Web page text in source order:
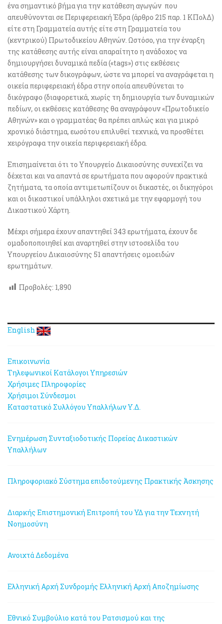
ένα σημαντικό βήμα για την κατάθεση αγωγών που
απευθύνονται σε Περιφερειακή Έδρα (άρθρο 215 παρ. 1 ΚΠολΔ)
είτε στη Γραμματεία αυτής είτε στη Γραμματεία του
(κεντρικού) Πρωτοδικείου Αθηνών. Ωστόσο, για την έναρξη
της κατάθεσης αυτής είναι απαραίτητο η ανάδοχος να
δημιουργήσει δυναμικά πεδία («tags») στις εκθέσεις
κατάθεσης των δικογράφων, ώστε να μπορεί να αναγράφεται η
οικεία περιφερειακή έδρα στην οποία απευθύνεται το
δικόγραφο (διαφορετικά, χωρίς τη δημιουργία των δυναμικών
πεδίων, οι εκθέσεις κατάθεσης θα αναγράφουν «Πρωτοδικείο
Αθηνών» και ο γραμματέας θα πρέπει απλώς και για μικρό
χρονικό διάστημα, εωσότου επιλυθεί τεχνικά, να προσθέτει
χειρόγραφα την οικεία περιφερειακή έδρα.
Επισημαίνεται ότι το Υπουργείο Δικαιοσύνης συνεχίζει να
δέχεται και να απαντά σε ερωτήματα που αφορούν πρακτικά
ζητήματα, τα οποία αντιμετωπίζουν οι δικαστές, οι δικηγόροι
και οι δικαστικοί υπάλληλοι σχετικά με την εφαρμογή του
Δικαστικού Χάρτη.
Μέχρι σήμερα έχουν απαντηθεί 343 ερωτήματα, έχουν δε
ομαδοποποιηθεί και αναρτηθεί στην ιστοσελίδα του
Υπουργείου Δικαιοσύνης 51 απαντήσεις ομοειδών
ερωτημάτων.
Προβολές: 1,890
English
Επικοινωνία
Τηλεφωνικοί Κατάλογοι Υπηρεσιών
Χρήσιμες Πληροφορίες
Χρήσιμοι Σύνδεσμοι
Καταστατικό Συλλόγου Υπαλλήλων Υ.Δ.
Ενημέρωση Συνταξιοδοτικής Πορείας Δικαστικών
Υπαλλήλων
Πληροφοριακό Σύστημα επιδοτούμενης Πρακτικής Άσκησης
Διαρκής Επιστημονική Επιτροπή του ΥΔ για την Τεχνητή
Νοημοσύνη
Ανοιχτά Δεδομένα
Ελληνική Αρχή Συνδρομής Ελληνική Αρχή Αποζημίωσης
Εθνικό Συμβούλιο κατά του Ρατσισμού και της